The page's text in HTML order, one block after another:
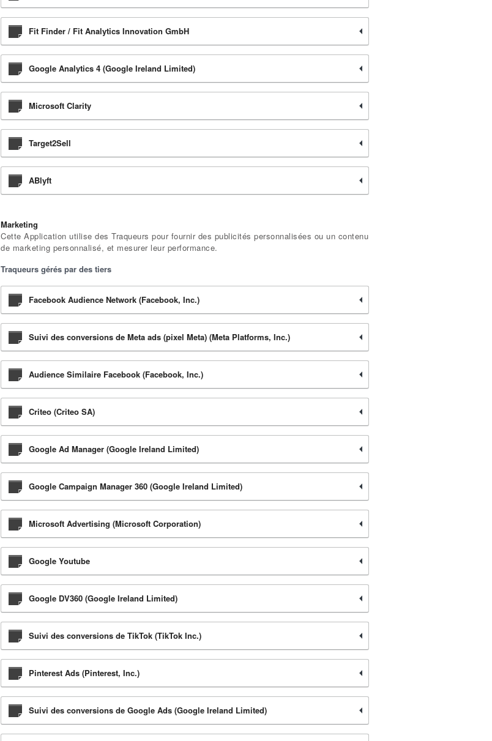
Fit Finder / Fit Analytics Innovation GmbH
Google Analytics 4 (Google Ireland Limited)
Microsoft Clarity
Target2Sell
ABlyft
Marketing
Cette Application utilise des Traqueurs pour fournir des publicités personnalisées ou un contenu
de marketing personnalisé, et mesurer leur performance.
Traqueurs gérés par des tiers
Facebook Audience Network (Facebook, Inc.)
Suivi des conversions de Meta ads (pixel Meta) (Meta Platforms, Inc.)
Audience Similaire Facebook (Facebook, Inc.)
Criteo (Criteo SA)
Google Ad Manager (Google Ireland Limited)
Google Campaign Manager 360 (Google Ireland Limited)
Microsoft Advertising (Microsoft Corporation)
Google Youtube
Google DV360 (Google Ireland Limited)
Suivi des conversions de TikTok (TikTok Inc.)
Pinterest Ads (Pinterest, Inc.)
Suivi des conversions de Google Ads (Google Ireland Limited)